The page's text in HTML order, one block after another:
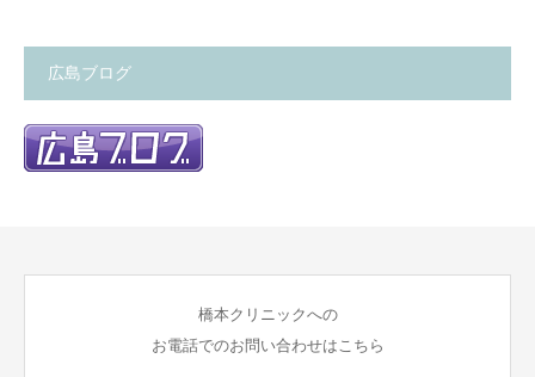
広島ブログ
橋本クリニックへの
お電話でのお問い合わせはこちら